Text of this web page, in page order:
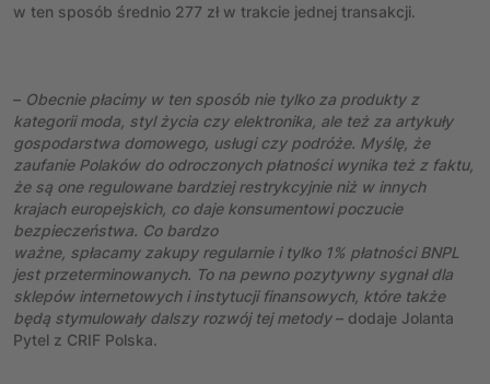
w ten sposób średnio 277 zł w trakcie jednej transakcji.
– Obecnie płacimy w ten sposób nie tylko za produkty z
kategorii moda, styl życia czy elektronika, ale też za artykuły
gospodarstwa domowego, usługi czy podróże. Myślę, że
zaufanie Polaków do odroczonych płatności wynika też z faktu,
że są one regulowane bardziej restrykcyjnie niż w innych
krajach europejskich, co daje konsumentowi poczucie
bezpieczeństwa. Co bardzo
ważne, spłacamy zakupy regularnie i tylko 1% płatności BNPL
jest przeterminowanych. To na pewno pozytywny sygnał dla
sklepów internetowych i instytucji finansowych, które także
będą stymulowały dalszy rozwój tej metody– dodaje Jolanta
Pytel z CRIF Polska.